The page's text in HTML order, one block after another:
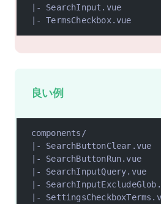
|- SearchInput.vue
|- TermsCheckbox.vue
良い例
components/
|- SearchButtonClear.vue
|- SearchButtonRun.vue
|- SearchInputQuery.vue
|-
|-